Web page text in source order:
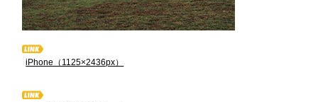
iPhone（1125×2436px）